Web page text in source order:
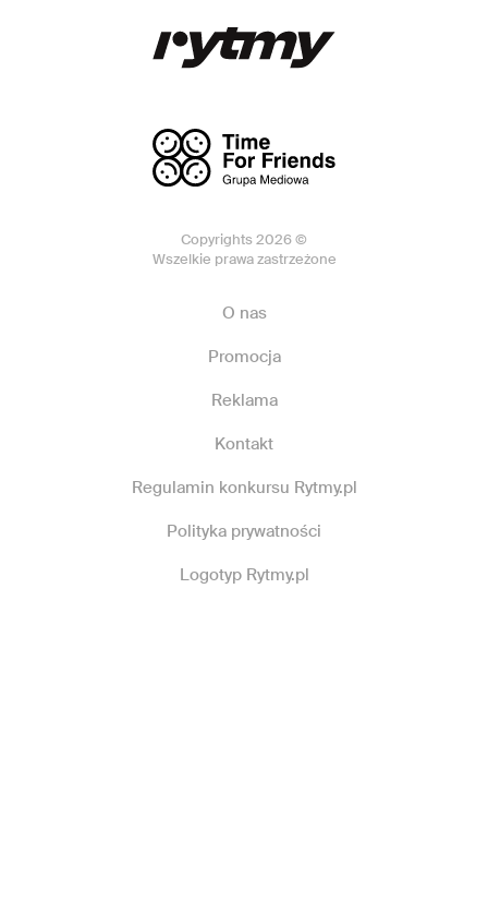
Copyrights 2026 ©
Wszelkie prawa zastrzeżone
O nas
Promocja
Reklama
Kontakt
Regulamin konkursu Rytmy.pl
Polityka prywatności
Logotyp Rytmy.pl